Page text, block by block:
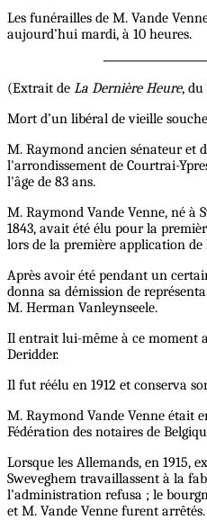
Les funérailles de M. Vande
aujourd’hui mardi, à 10 heures.
(Extrait de La Dernière Heure, du
Mort d’un libéral de vieille souche
M. Raymond ancien sénateur et
l'arrondissement de Courtrai-
l'âge de 83 ans.
M. Raymond Vande Venne, né à
1843, avait été élu pour la
lors de la première application
Après avoir été pendant un
donna sa démission de
M. Herman Vanleynseele.
Il entrait lui-même à ce moment
Deridder.
Il fut réélu en 1912 et conserva
M. Raymond Vande Venne était
Fédération des notaires de
Lorsque les Allemands, en 1915,
Sweveghem travaillassent à la
l’administration refusa ; le
et M. Vande Venne furent arrêtés.